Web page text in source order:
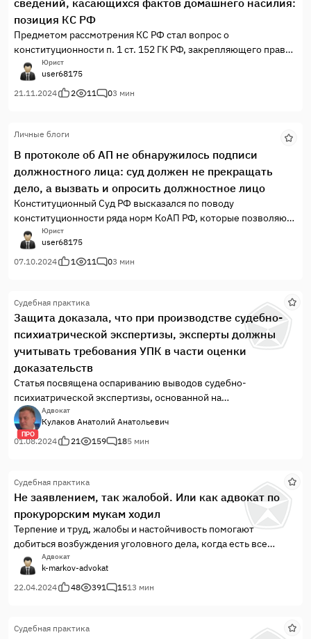
позиция КС РФ
Предметом рассмотрения КС РФ стал вопрос о
конституционности п. 1 ст. 152 ГК РФ, закрепляющего право
гражданина требовать опровержения не соответствующих
действительности сведений, порочащих его честь,
достоинство и деловую репутацию.
Юрист
user68175
21.11.2024
2 11 03 мин
Личные блоги
В протоколе об АП не обнаружилось подписи
должностного лица: суд должен не прекращать
дело, а вызвать и опросить должностное лицо
Конституционный Суд РФ высказался по поводу
конституционности ряда норм КоАП РФ, которые позволяют
суду прекратить дело об административном правонарушении
(далее - АП) за отсутствием состава правонарушения, если в
ходе рассмотрения дела об АП судья обнаружит, что
Юрист
user68175
07.10.2024
1 11 03 мин
Судебная практика
Защита доказала, что при производстве судебно-
психиатрической экспертизы, эксперты должны
учитывать требования УПК в части оценки
доказательств
Статья посвящена оспариванию выводов судебно-
психиатрической экспертизы, основанной на
доказательствах, которые в судебном заседании не
оглашались и получены с нарушением права на защиту.
Итогом кропотливой работы адвоката, стало назначение
ПРО
Адвокат
Кулаков Анатолий Анатольевич
01.08.2024
21 159 185 мин
Судебная практика
Не заявлением, так жалобой. Или как адвокат по
прокурорским мукам ходил
Терпение и труд, жалобы и настойчивость помогают
добиться возбуждения уголовного дела, когда есть все
основания, но нет особо желания...
Адвокат
k-markov-advokat
22.04.2024
48 391 1513 мин
Судебная практика